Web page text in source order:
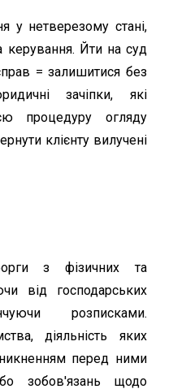
у нетверезому стані,
керування. Йти на суд
= залишитися без
зачіпки, які
процедуру огляду
клієнту вилучені
з фізичних та
від господарських
розписками.
діяльність яких
перед ними
зобов'язань щодо